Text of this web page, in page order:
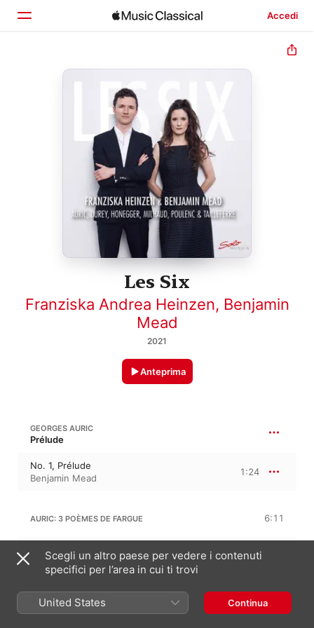
Accedi
Home
Les Six
Franziska Andrea Heinzen, Benjamin
Mead
2021
Anteprima
GEORGES AURIC
Prélude
No. 1, Prélude
Benjamin Mead
1:24
AURIC: 3 POÈMES DE FARGUE 6:11
No. 1, Nuit blanche
Franziska Andrea Heinzen, Benjamin
Mead
2:17
Benjamin Mead,Franziska Andrea
Heinzen
1:27
Scegli un altro paese per vedere i contenuti
specifici per l’area in cui ti trovi
United States Continua